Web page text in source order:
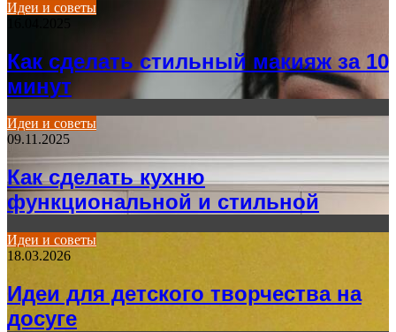
Идеи и советы
Как сделать стильный макияж за 10
минут
Идеи и советы
09.11.2025
Как сделать кухню
функциональной и стильной
Идеи и советы
18.03.2026
Идеи для детского творчества на
досуге